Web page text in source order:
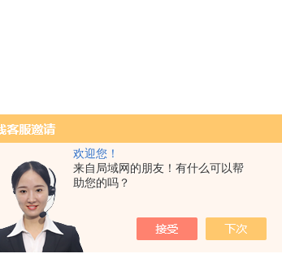
欢迎您！
来自局域网的朋友！有什么可以帮
助您的吗？